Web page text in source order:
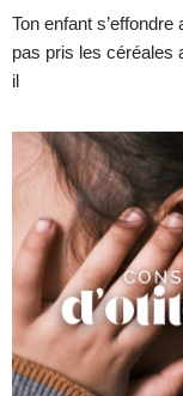
Ton enfant
pas pris les céréales
il